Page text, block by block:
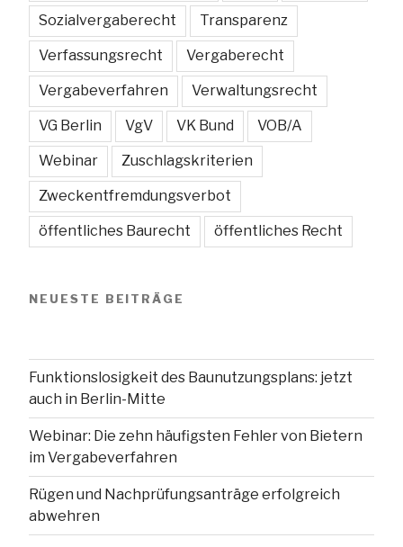
Sozialvergaberecht Transparenz
Verfassungsrecht Vergaberecht
Vergabeverfahren Verwaltungsrecht
VG Berlin VgV VK Bund VOB/A
Webinar Zuschlagskriterien
Zweckentfremdungsverbot
öffentliches Baurecht öffentliches Recht
NEUESTE BEITRÄGE
Funktionslosigkeit des Baunutzungsplans: jetzt
auch in Berlin-Mitte
Webinar: Die zehn häufigsten Fehler von Bietern
im Vergabeverfahren
Rügen und Nachprüfungsanträge erfolgreich
abwehren